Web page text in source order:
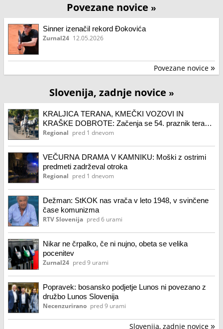
Povezane novice »
Sinner izenačil rekord Đokovića
Zurnal24 12.05.2026
Povezane novice »
Slovenija, zadnje novice »
KRALJICA TERANA, KMEČKI VOZOVI IN
KRAŠKE DOBROTE: Začenja se 54. praznik terana
in pršuta
Regional pred 1 dnevom
VEČURNA DRAMA V KAMNIKU: Moški z ostrimi
predmeti zadrževal otroka
Regional pred 1 dnevom
Dežman: StKOK nas vrača v leto 1948, v svinčene
čase komunizma
RTV Slovenija pred 6 urami
Nikar ne črpalko, če ni nujno, obeta se velika
pocenitev
Zurnal24 pred 9 urami
Popravek: bosansko podjetje Lunos ni povezano z
družbo Lunos Slovenija
Necenzurirano pred 9 urami
Slovenija, zadnje novice »